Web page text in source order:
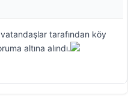
vatandaşlar tarafından köy
altına alındı.